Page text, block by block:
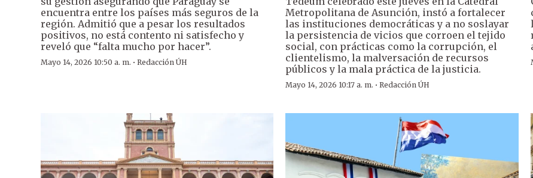
encuentra entre los países más seguros de la
región. Admitió que a pesar los resultados
positivos, no está contento ni satisfecho y
reveló que “falta mucho por hacer”.
Mayo 14, 2026 10:50 a. m. · Redacción ÚH
Metropolitana de Asunción, instó a fortalecer
las instituciones democráticas y a no soslayar
la persistencia de vicios que corroen el tejido
social, con prácticas como la corrupción, el
clientelismo, la malversación de recursos
públicos y la mala práctica de la justicia.
Mayo 14, 2026 10:17 a. m. ·Redacción ÚH